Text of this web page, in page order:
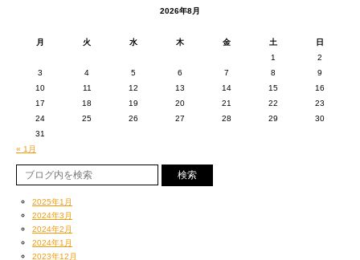
12/12（水）
なんでも近々元ブラスト編集長いとうくんらによる
HIP HOPサイトが立ち上がるそうで
その取材から。
今回のアルバム、HIP HOP専門誌インタヴュー
少なかったから嬉しくていっぱいしゃべった。
2026年8月
月 火 水 木 金 土
日
1
2
3
4 5 6 7 8
9
10
11 12 13 14 15
16
17
18 19 20 21 22
23
24
25 26 27 28 29
30
31
« 1月
2025年1月
2024年3月
2024年2月
2024年1月
2023年12月